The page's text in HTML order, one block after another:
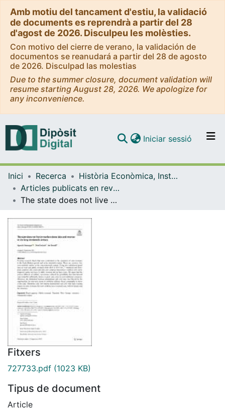
Amb motiu del tancament d'estiu, la validació
de documents es reprendrà a partir del 28
d'agost de 2026. Disculpeu les molèsties.
Con motivo del cierre de verano, la validación de
documentos se reanudará a partir del 28 de agosto
de 2026. Disculpad las molestias
Due to the summer closure, document validation will
resume starting August 28, 2026. We apologize for
any inconvenience.
Navega per tot el DD
Iniciar sessió (current)
Inici Recerca
Història Econòmica, Institucions, Política i Economia Mundial
Articles publicats en revistes (Història Econòmica, Institucions, Política i Economia Mundial)
The state does not live by warfare alone: War and revenue in the long nineteenth century
Fitxers
727733.pdf (1023 KB)
Tipus de document
Article